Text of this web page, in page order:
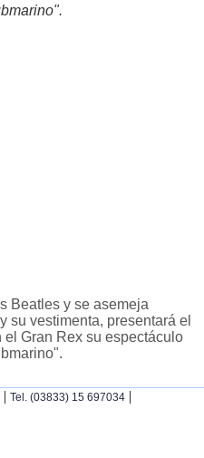
Beatles y se asemeja
su vestimenta, presentará el
Gran Rex su espectáculo
| Tel. (03833) 15 697034 |